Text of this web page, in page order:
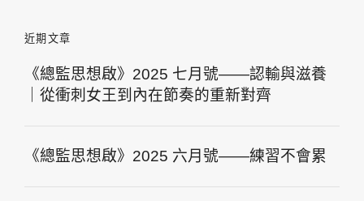
近期文章
《總監思想啟》2025 七月號——認輸與滋養
｜從衝刺女王到內在節奏的重新對齊
《總監思想啟》2025 六月號——練習不會累